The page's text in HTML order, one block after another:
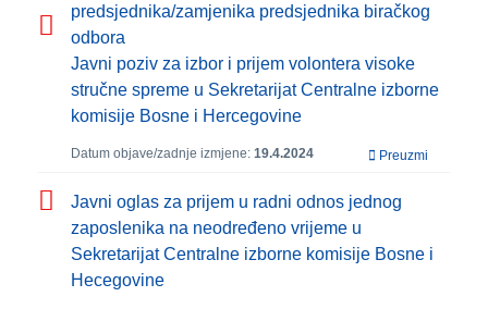
predsjednika/zamjenika predsjednika biračkog
odbora
Javni poziv za izbor i prijem volontera visoke
stručne spreme u Sekretarijat Centralne izborne
komisije Bosne i Hercegovine
Datum objave/zadnje izmjene: 19.4.2024 Preuzmi
Javni oglas za prijem u radni odnos jednog
zaposlenika na neodređeno vrijeme u
Sekretarijat Centralne izborne komisije Bosne i
Hecegovine